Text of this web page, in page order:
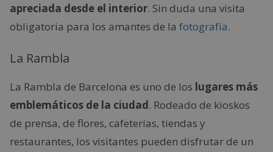
apreciada desde el interior. Sin duda una visita
obligatoria para los amantes de la fotografía.
La Rambla
La Rambla de Barcelona es uno de los lugares más
emblemáticos de la ciudad. Rodeado de kioskos
de prensa, de flores, cafeterías, tiendas y
restaurantes, los visitantes pueden disfrutar de un